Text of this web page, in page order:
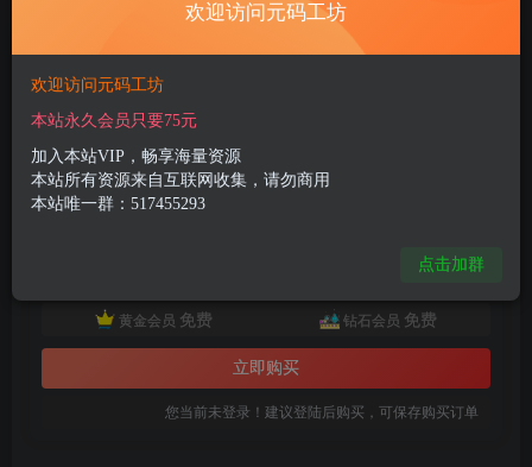
韩羽
2年前更新
此内容为付费资源，请付费后查看
黄金会员 免费 钻石会员 免费
立即购买
您当前未登录！建议登陆后购买，可保存购买订单
付费资源
欢迎访问元码工坊
欢迎访问元码工坊
本站永久会员只要75元
加入本站VIP，畅享海量资源
本站所有资源来自互联网收集，请勿商用
本站唯一群：517455293
点击加群